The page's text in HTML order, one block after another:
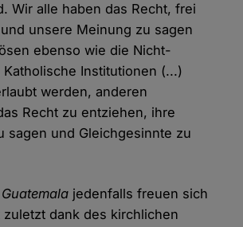
Wir alle haben das Recht, frei
unsere Meinung zu sagen
ebenso wie die Nicht-
Katholische Institutionen (...)
werden, anderen
Recht zu entziehen, ihre
sagen und Gleichgesinnte zu
jedenfalls freuen sich
dank des kirchlichen